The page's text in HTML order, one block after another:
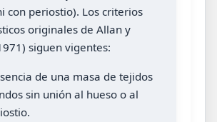
con periostio). Los criterios
originales de Allan y
siguen vigentes:
de una masa de tejidos
sin unión al hueso o al